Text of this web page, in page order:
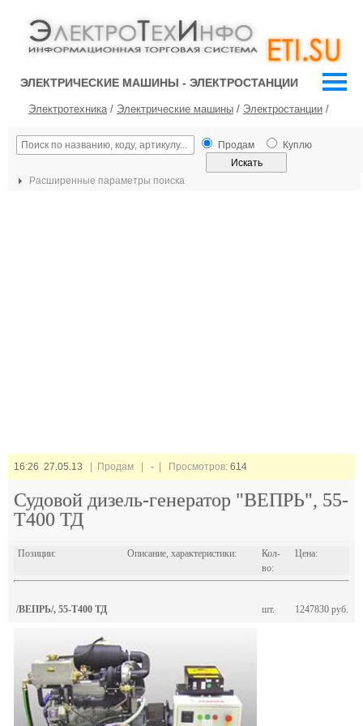
ЭЛЕКТРИЧЕСКИЕ МАШИНЫ - ЭЛЕКТРОСТАНЦИИ
Электротехника/ Электрические машины / Электростанции /
Продам Куплю
Расширенные параметры поиска
16:26 27.05.13 | Продам | - | Просмотров: 614
Судовой дизель-генератор "ВЕПРЬ", 55-
Т400 ТД
Позиции: Описание, характеристики:
Кол-
во:
Цена:
/ВЕПРЬ/, 55-Т400 ТД шт. 1247830 руб.